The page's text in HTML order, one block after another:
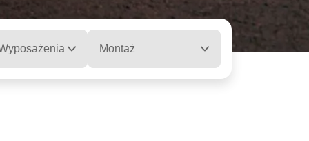
Montaż